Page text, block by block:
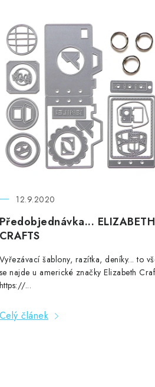
Předobjednávka... ELIZABETH
CRAFTS
12.9.2020
Vyřezávací šablony, razítka, deníky... to
se najde u americké značky Elizabeth
https://...
Celý článek